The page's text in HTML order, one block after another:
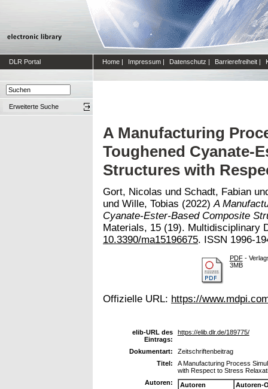
DLR Portal Home | Impressum | Datenschutz | Barrierefreiheit |
Erweiterte Suche
A Manufacturing
Toughened Cyanate-
Structures with
Gort, Nicolas und Schadt, Fabian
und Wille, Tobias (2022) A
Cyanate-Ester-Based Composite
Materials, 15 (19). Multidisciplinary
10.3390/ma15196675. ISSN 1996-
PDF-
3MB
Offizielle URL: https://
elib-URL des
Eintrags:
https://elib.dlr.de/189775/
Dokumentart:
Zeitschriftenbeitrag
Titel:
A Manufacturing Process
with Respect to Stress
Autoren:
Autoren
Autoren-